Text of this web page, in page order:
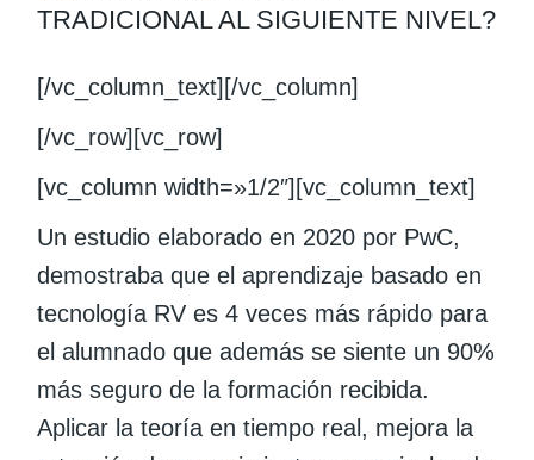
TRADICIONAL AL SIGUIENTE NIVEL?
[/vc_column_text][/vc_column]
[/vc_row][vc_row]
[vc_column width=»1/2″][vc_column_text]
Un estudio elaborado en 2020 por PwC,
demostraba que el aprendizaje basado en
tecnología RV es 4 veces más rápido para
el alumnado que además se siente un 90%
más seguro de la formación recibida.
Aplicar la teoría en tiempo real, mejora la